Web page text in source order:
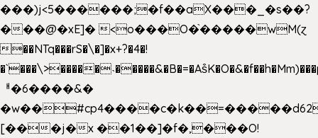
���)j<5������;�f��aX���_�s��?
���@�xE]� <o���O�֙�����wM(ɀ
��NTq���rS�\�]�x+?�4�!
ᅢ�6����&�
[���j�x ��1��]�f�,���O!